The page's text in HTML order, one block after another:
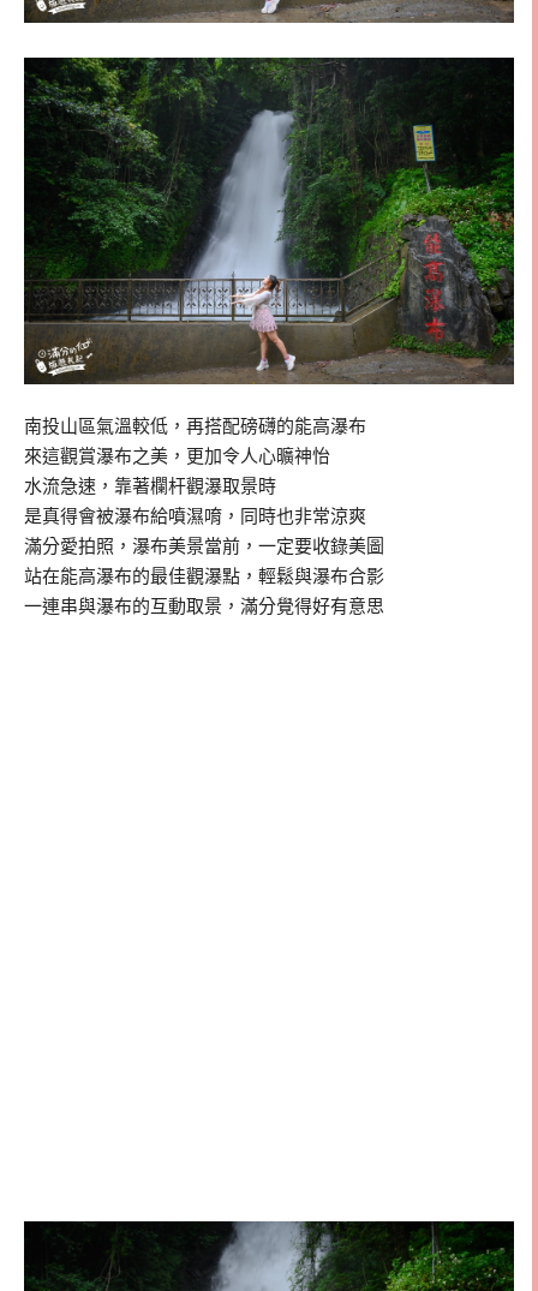
南投山區氣溫較低，再搭配磅礴的能高瀑布
來這觀賞瀑布之美，更加令人心曠神怡
水流急速，靠著欄杆觀瀑取景時
是真得會被瀑布給噴濕唷，同時也非常涼爽
滿分愛拍照，瀑布美景當前，一定要收錄美圖
站在能高瀑布的最佳觀瀑點，輕鬆與瀑布合影
一連串與瀑布的互動取景，滿分覺得好有意思